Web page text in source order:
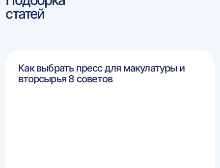
статей
Как выбрать пресс для макулатуры и
вторсырья 8 советов